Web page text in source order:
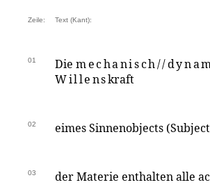
Zeile: Text (Kant):
01 Die mechanisch//
Willenskraft
02 eimes Sinnenobjects
03 der Materie enthalten alle